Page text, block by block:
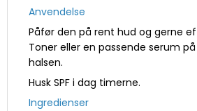
Anvendelse
Påfør den på rent hud og gerne
Toner eller en passende serum
halsen.
Husk SPF i dag timerne.
Ingredienser